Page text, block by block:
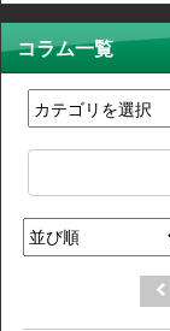
コラム一覧